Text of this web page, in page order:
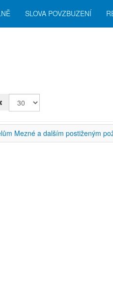
SLOVA POVZBUZENÍ
Počet zobrazení
Mezné a dalším postiženým